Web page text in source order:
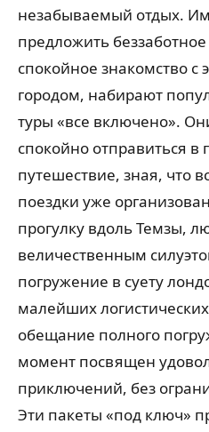
незабываемый отдых.
предложить
спокойное знакомство
городом, набирают
туры «все включено».
спокойно отправиться в
путешествие, зная, что
поездки уже
прогулку вдоль Темзы,
величественным
погружение в суету
малейших
обещание полного
момент посвящен
приключений, без
Эти пакеты «под ключ»